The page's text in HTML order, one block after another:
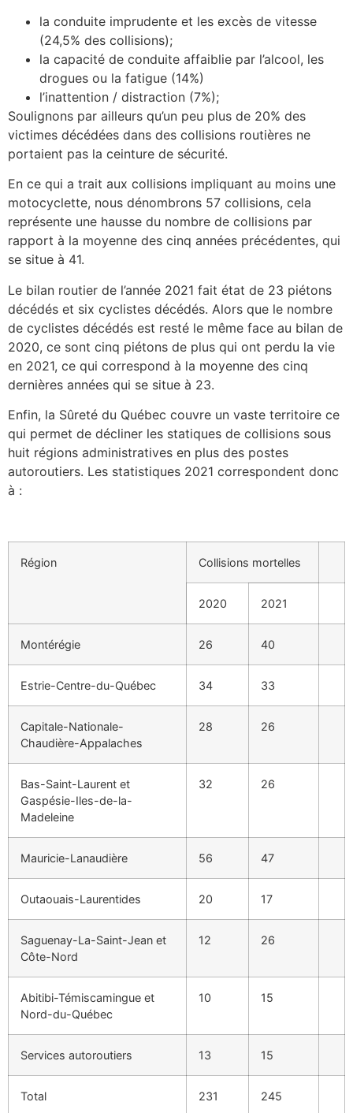
la conduite imprudente et les excès de vitesse
(24,5% des collisions);
la capacité de conduite affaiblie par l’alcool, les
drogues ou la fatigue (14%)
l’inattention / distraction (7%);
Soulignons par ailleurs qu’un peu plus de 20% des
victimes décédées dans des collisions routières ne
portaient pas la ceinture de sécurité.
En ce qui a trait aux collisions impliquant au moins une
motocyclette, nous dénombrons 57 collisions, cela
représente une hausse du nombre de collisions par
rapport à la moyenne des cinq années précédentes, qui
se situe à 41.
Le bilan routier de l’année 2021 fait état de 23 piétons
décédés et six cyclistes décédés. Alors que le nombre
de cyclistes décédés est resté le même face au bilan de
2020, ce sont cinq piétons de plus qui ont perdu la vie
en 2021, ce qui correspond à la moyenne des cinq
dernières années qui se situe à 23.
Enfin, la Sûreté du Québec couvre un vaste territoire ce
qui permet de décliner les statiques de collisions sous
huit régions administratives en plus des postes
autoroutiers. Les statistiques 2021 correspondent donc
à :
Région Collisions mortelles
2020 2021
Montérégie 26 40
Estrie-Centre-du-Québec 34 33
Capitale-Nationale-
Chaudière-Appalaches
28 26
Bas-Saint-Laurent et
Gaspésie-Iles-de-la-
Madeleine
32 26
Mauricie-Lanaudière 56 47
Outaouais-Laurentides 20 17
Saguenay-La-Saint-Jean et
Côte-Nord
12 26
Abitibi-Témiscamingue et
Nord-du-Québec
10 15
Services autoroutiers 13 15
Total 231 245